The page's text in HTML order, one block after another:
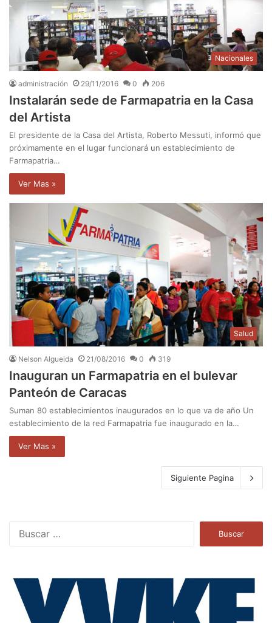
Nacionales
administración 29/11/2016 0 206
Instalarán sede de Farmapatria en la Casa
del Artista
El presidente de la Casa del Artista, Roberto Messuti, informó que
próximamente en el lugar funcionará un establecimiento de
Farmapatria…
Ver Mas »
Salud
Nelson Algueida 21/08/2016 0 319
Inauguran un Farmapatria en el bulevar
Panteón de Caracas
Suman 80 establecimientos inaugurados en lo que va de año Un
establecimiento de la red Farmapatria fue inaugurado en la…
Ver Mas »
Siguiente Pagina
a